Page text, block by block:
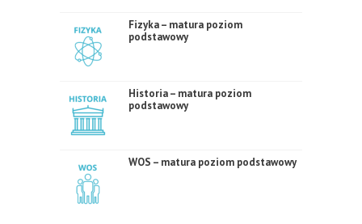
Fizyka – matura poziom
podstawowy
Historia – matura poziom
podstawowy
WOS – matura poziom podstawowy